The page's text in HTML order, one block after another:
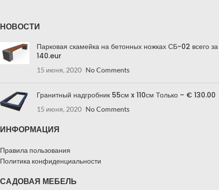
НОВОСТИ
Парковая скамейка на бетонных ножках СБ-02 всего за
140.eur
15 июня, 2020 No Comments
Гранитный надгробник 55см x 110см Только – € 130.00
15 июня, 2020 No Comments
ИНФОРМАЦИЯ
Правила пользования
Политика конфиденциальности
САДОВАЯ МЕБЕЛЬ